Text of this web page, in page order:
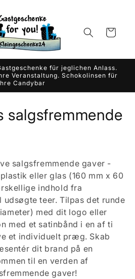
Indkøbskurv
für jeglichen Anlass.
Veranstaltung. Schokolinsen für
Candybar
salgsfremmende
salgsfremmende gaver -
eller glas (160 mm x 60
indhold fra
teer. Tilpas det runde
med dit logo eller
med et satinbånd i en af ​​ti
et individuelt præg. Skab
dit brand på en
til en verden af
gaver!